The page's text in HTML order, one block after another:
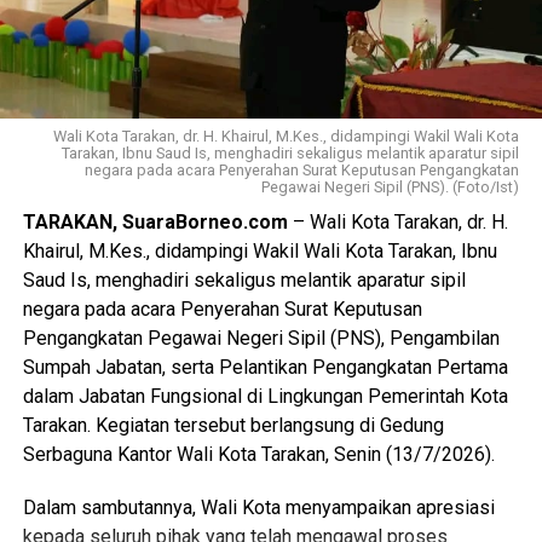
pendidikan, dunia usaha, dan seluruh pemangku
kepentingan guna mewujudkan pemuda Tarakan yang
berkarakter, mandiri, inovatif, dan berdaya saing.
(Adv/Mandu)
Views: 51
Bagikan ke
WhatsApp 0 Facebook 0
Messenger 0 Twitter/X 0
Wali Kota Tarakan, dr. H. Khairul, M.Kes., didampingi Wakil Wali Kota
Tarakan, Ibnu Saud Is, menghadiri sekaligus melantik aparatur sipil
negara pada acara Penyerahan Surat Keputusan Pengangkatan
Pegawai Negeri Sipil (PNS). (Foto/Ist)
TARAKAN, SuaraBorneo.com – Wali Kota Tarakan, dr. H.
Khairul, M.Kes., didampingi Wakil Wali Kota Tarakan, Ibnu
Saud Is, menghadiri sekaligus melantik aparatur sipil
negara pada acara Penyerahan Surat Keputusan
Pengangkatan Pegawai Negeri Sipil (PNS), Pengambilan
Sumpah Jabatan, serta Pelantikan Pengangkatan Pertama
dalam Jabatan Fungsional di Lingkungan Pemerintah Kota
Tarakan. Kegiatan tersebut berlangsung di Gedung
Serbaguna Kantor Wali Kota Tarakan, Senin (13/7/2026).
Dalam sambutannya, Wali Kota menyampaikan apresiasi
kepada seluruh pihak yang telah mengawal proses